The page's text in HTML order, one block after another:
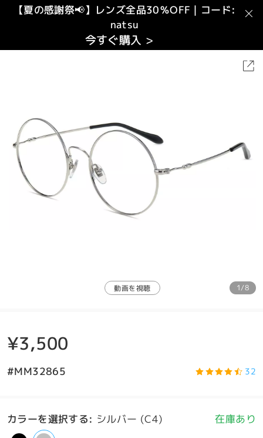
【夏の感謝祭📢】レンズ全品30％OFF｜コード:
natsu
今すぐ購入 >
動画を視聴 1/8
¥3,500
#MM32865 32
カラーを選択する: シルバー (C4) 在庫あり